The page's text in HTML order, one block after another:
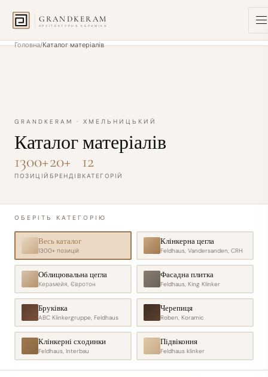
GRANDKERAM
АРХІТЕКТУРНА КЕРАМІКА
Головна Каталог матеріалів
GRANDKERAM · ХМЕЛЬНИЦЬКИЙ
Каталог матеріалів
1300+
ПОЗИЦІЙ
20+
БРЕНДІВ
12
КАТЕГОРІЙ
ОБЕРІТЬ КАТЕГОРІЮ
Весь каталог
1300+позицій
Клінкерна цегла
Feldhaus, Vandersanden, CRH
Облицювальна цегла
Керамейя, Євротон
Фасадна плитка
Feldhaus, King Klinker
Бруківка
ABC Klinkergruppe, Feldhaus
Черепиця
Roben, Koramic
Клінкерні сходинки
Feldhaus, Interbau
Підвіконня
Feldhaus klinker